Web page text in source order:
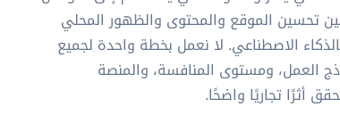
تحسين الموقع والمحتوى والظهور المحلي
الاصطناعي. لا نعمل بخطة واحدة لجميع
العمل، ومستوى المنافسة، والمنصة
أثرًا تجاريًا واضحًا.